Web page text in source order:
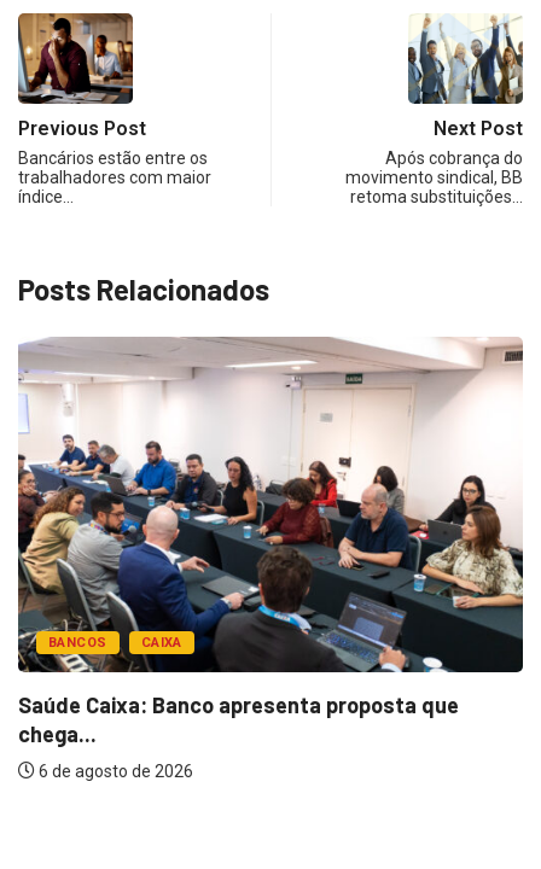
Previous Post
Bancários estão entre os
trabalhadores com maior
índice…
Next Post
Após cobrança do
movimento sindical, BB
retoma substituições…
Posts Relacionados
BANCOS CAIXA
Saúde Caixa: Banco apresenta proposta que
chega...
6 de agosto de 2026